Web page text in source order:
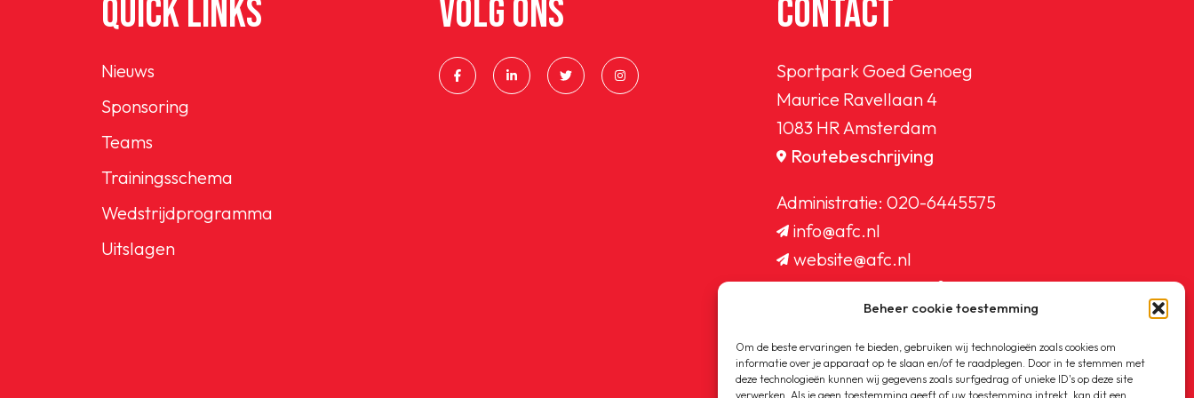
Beheer cookie toestemming
Om de beste ervaringen te bieden, gebruiken wij technologieën zoals cookies om
informatie over je apparaat op te slaan en/of te raadplegen. Door in te stemmen met
deze technologieën kunnen wij gegevens zoals surfgedrag of unieke ID's op deze site
verwerken. Als je geen toestemming geeft of uw toestemming intrekt, kan dit een
QUICK LINKS
Nieuws
Sponsoring
Teams
Trainingsschema
Wedstrijdprogramma
Uitslagen
VOLG ONS CONTACT
Sportpark Goed Genoeg
Maurice Ravellaan 4
1083 HR Amsterdam
Routebeschrijving
Administratie: 020-6445575
info@afc.nl
website@afc.nl
wedstrijdzaken@afc.nl
ledenadministratie@afc.nl